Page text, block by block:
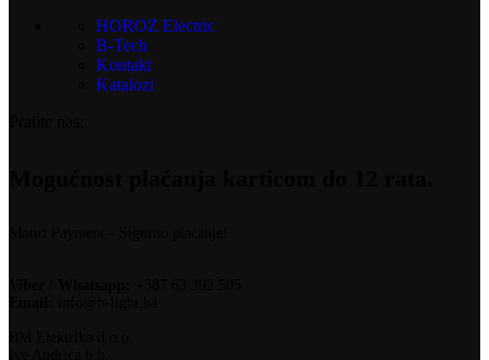
HOROZ Electric
B-Tech
Kontakt
Katalozi